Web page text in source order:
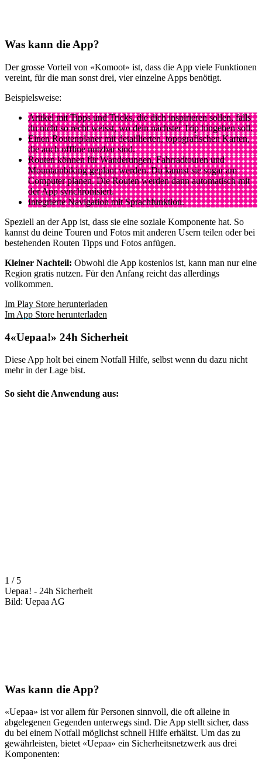
Was kann die App?
Der grosse Vorteil von «Komoot» ist, dass die App viele Funktionen
vereint, für die man sonst drei, vier einzelne Apps benötigt.
Beispielsweise:
Artikel mit Tipps und Tricks, die dich inspirieren sollen, falls
du nicht so recht weisst, wo dein nächster Trip hingehen soll.
Einen Routenplaner mit detaillierten, topografischen Karten,
die auch offline nutzbar sind.
Routen können für Wanderungen, Fahrradtouren und
Mountainbiking geplant werden. Du kannst sie sogar am
Computer planen. Die Routen werden dann automatisch mit
der App synchronisiert.
Integrierte Navigation mit Sprachfunktion.
Speziell an der App ist, dass sie eine soziale Komponente hat. So
kannst du deine Touren und Fotos mit anderen Usern teilen oder bei
bestehenden Routen Tipps und Fotos anfügen.
Kleiner Nachteil: Obwohl die App kostenlos ist, kann man nur eine
Region gratis nutzen. Für den Anfang reicht das allerdings
vollkommen.
Im Play Store herunterladen
Im App Store herunterladen
«Uepaa!» 24h Sicherheit
Diese App holt bei einem Notfall Hilfe, selbst wenn du dazu nicht
mehr in der Lage bist.
So sieht die Anwendung aus:
1 / 5
Uepaa! - 24h Sicherheit
Bild: Uepaa AG
Was kann die App?
«Uepaa» ist vor allem für Personen sinnvoll, die oft alleine in
abgelegenen Gegenden unterwegs sind. Die App stellt sicher, dass
du bei einem Notfall möglichst schnell Hilfe erhältst. Um das zu
gewährleisten, bietet «Uepaa» ein Sicherheitsnetzwerk aus drei
Komponenten: